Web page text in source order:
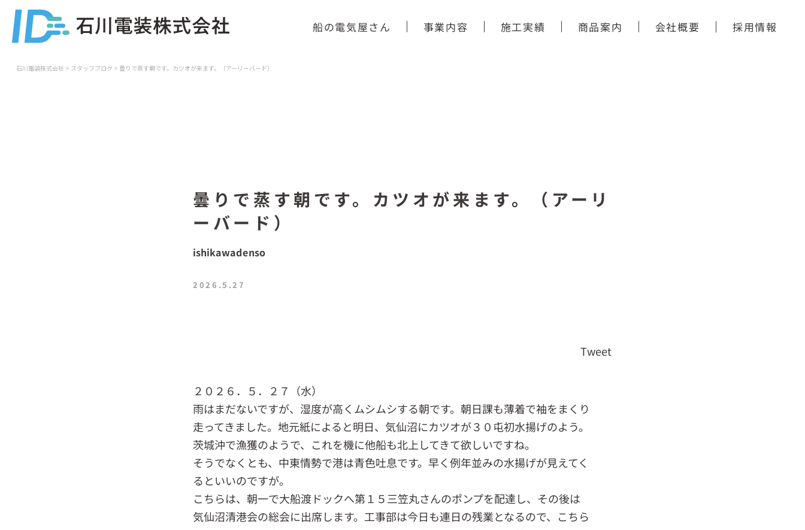
船の電気屋さん 事業内容 施工実績 商品案内 会社概要 採用情報
石川電装株式会社 > スタッフブログ > 曇りで蒸す朝です。カツオが来ます。（アーリーバード）
曇りで蒸す朝です。カツオが来ます。（アーリ
ーバード）
ishikawadenso
2026.5.27
Tweet
２０２６．５．２７（水）
雨はまだないですが、湿度が高くムシムシする朝です。朝日課も薄着で袖をまくり
走ってきました。地元紙によると明日、気仙沼にカツオが３０屯初水揚げのよう。
茨城沖で漁獲のようで、これを機に他船も北上してきて欲しいですね。
そうでなくとも、中東情勢で港は青色吐息です。早く例年並みの水揚げが見えてく
るといいのですが。
こちらは、朝一で大船渡ドックへ第１５三笠丸さんのポンプを配達し、その後は
気仙沼清港会の総会に出席します。工事部は今日も連日の残業となるので、こちら